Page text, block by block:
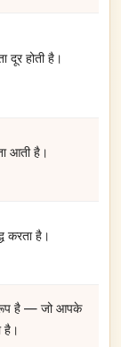
दूर होती है।
आती है।
करता है।
रूप है — जो आपके
है।